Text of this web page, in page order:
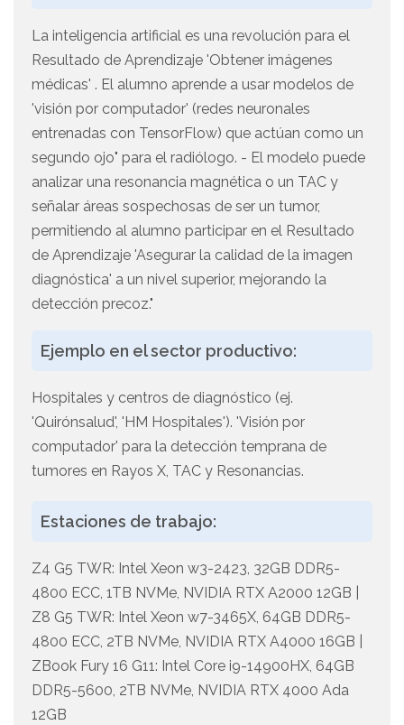
La inteligencia artificial es una revolución para el
Resultado de Aprendizaje 'Obtener imágenes
médicas' . El alumno aprende a usar modelos de
'visión por computador' (redes neuronales
entrenadas con TensorFlow) que actúan como un
segundo ojo" para el radiólogo. - El modelo puede
analizar una resonancia magnética o un TAC y
señalar áreas sospechosas de ser un tumor,
permitiendo al alumno participar en el Resultado
de Aprendizaje 'Asegurar la calidad de la imagen
diagnóstica' a un nivel superior, mejorando la
detección precoz."
Ejemplo en el sector productivo:
Hospitales y centros de diagnóstico (ej.
'Quirónsalud', 'HM Hospitales'). 'Visión por
computador' para la detección temprana de
tumores en Rayos X, TAC y Resonancias.
Estaciones de trabajo:
Z4 G5 TWR: Intel Xeon w3-2423, 32GB DDR5-
4800 ECC, 1TB NVMe, NVIDIA RTX A2000 12GB |
Z8 G5 TWR: Intel Xeon w7-3465X, 64GB DDR5-
4800 ECC, 2TB NVMe, NVIDIA RTX A4000 16GB |
ZBook Fury 16 G11: Intel Core i9-14900HX, 64GB
DDR5-5600, 2TB NVMe, NVIDIA RTX 4000 Ada
12GB